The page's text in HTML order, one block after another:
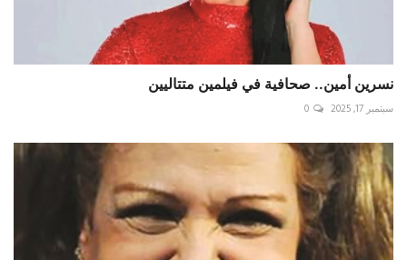
نسرين أمين.. صحافية في فيلمين متتاليين
سبتمبر 17, 2025 0